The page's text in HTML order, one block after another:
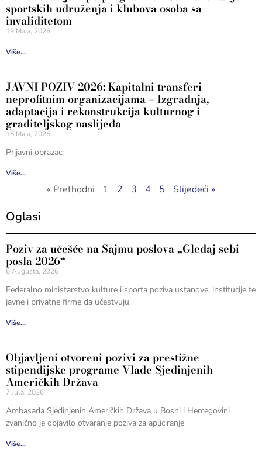
sportskih udruženja i klubova osoba sa
invaliditetom
19 Maja, 2026
Više...
JAVNI POZIV 2026: Kapitalni transferi
neprofitnim organizacijama – Izgradnja,
adaptacija i rekonstrukcija kulturnog i
graditeljskog naslijeđa
15 Maja, 2026
Prijavni obrazac:
Više...
« Prethodni 1 2 3 4 5 Slijedeći »
Oglasi
Poziv za učešće na Sajmu poslova „Gledaj sebi
posla 2026“
6 Augusta, 2026
Federalno ministarstvo kulture i sporta poziva ustanove, institucije te
javne i privatne firme da učestvuju
Više...
Objavljeni otvoreni pozivi za prestižne
stipendijske programe Vlade Sjedinjenih
Američkih Država
7 Jula, 2026
Ambasada Sjedinjenih Američkih Država u Bosni i Hercegovini
zvanično je objavilo otvaranje poziva za apliciranje
Više...